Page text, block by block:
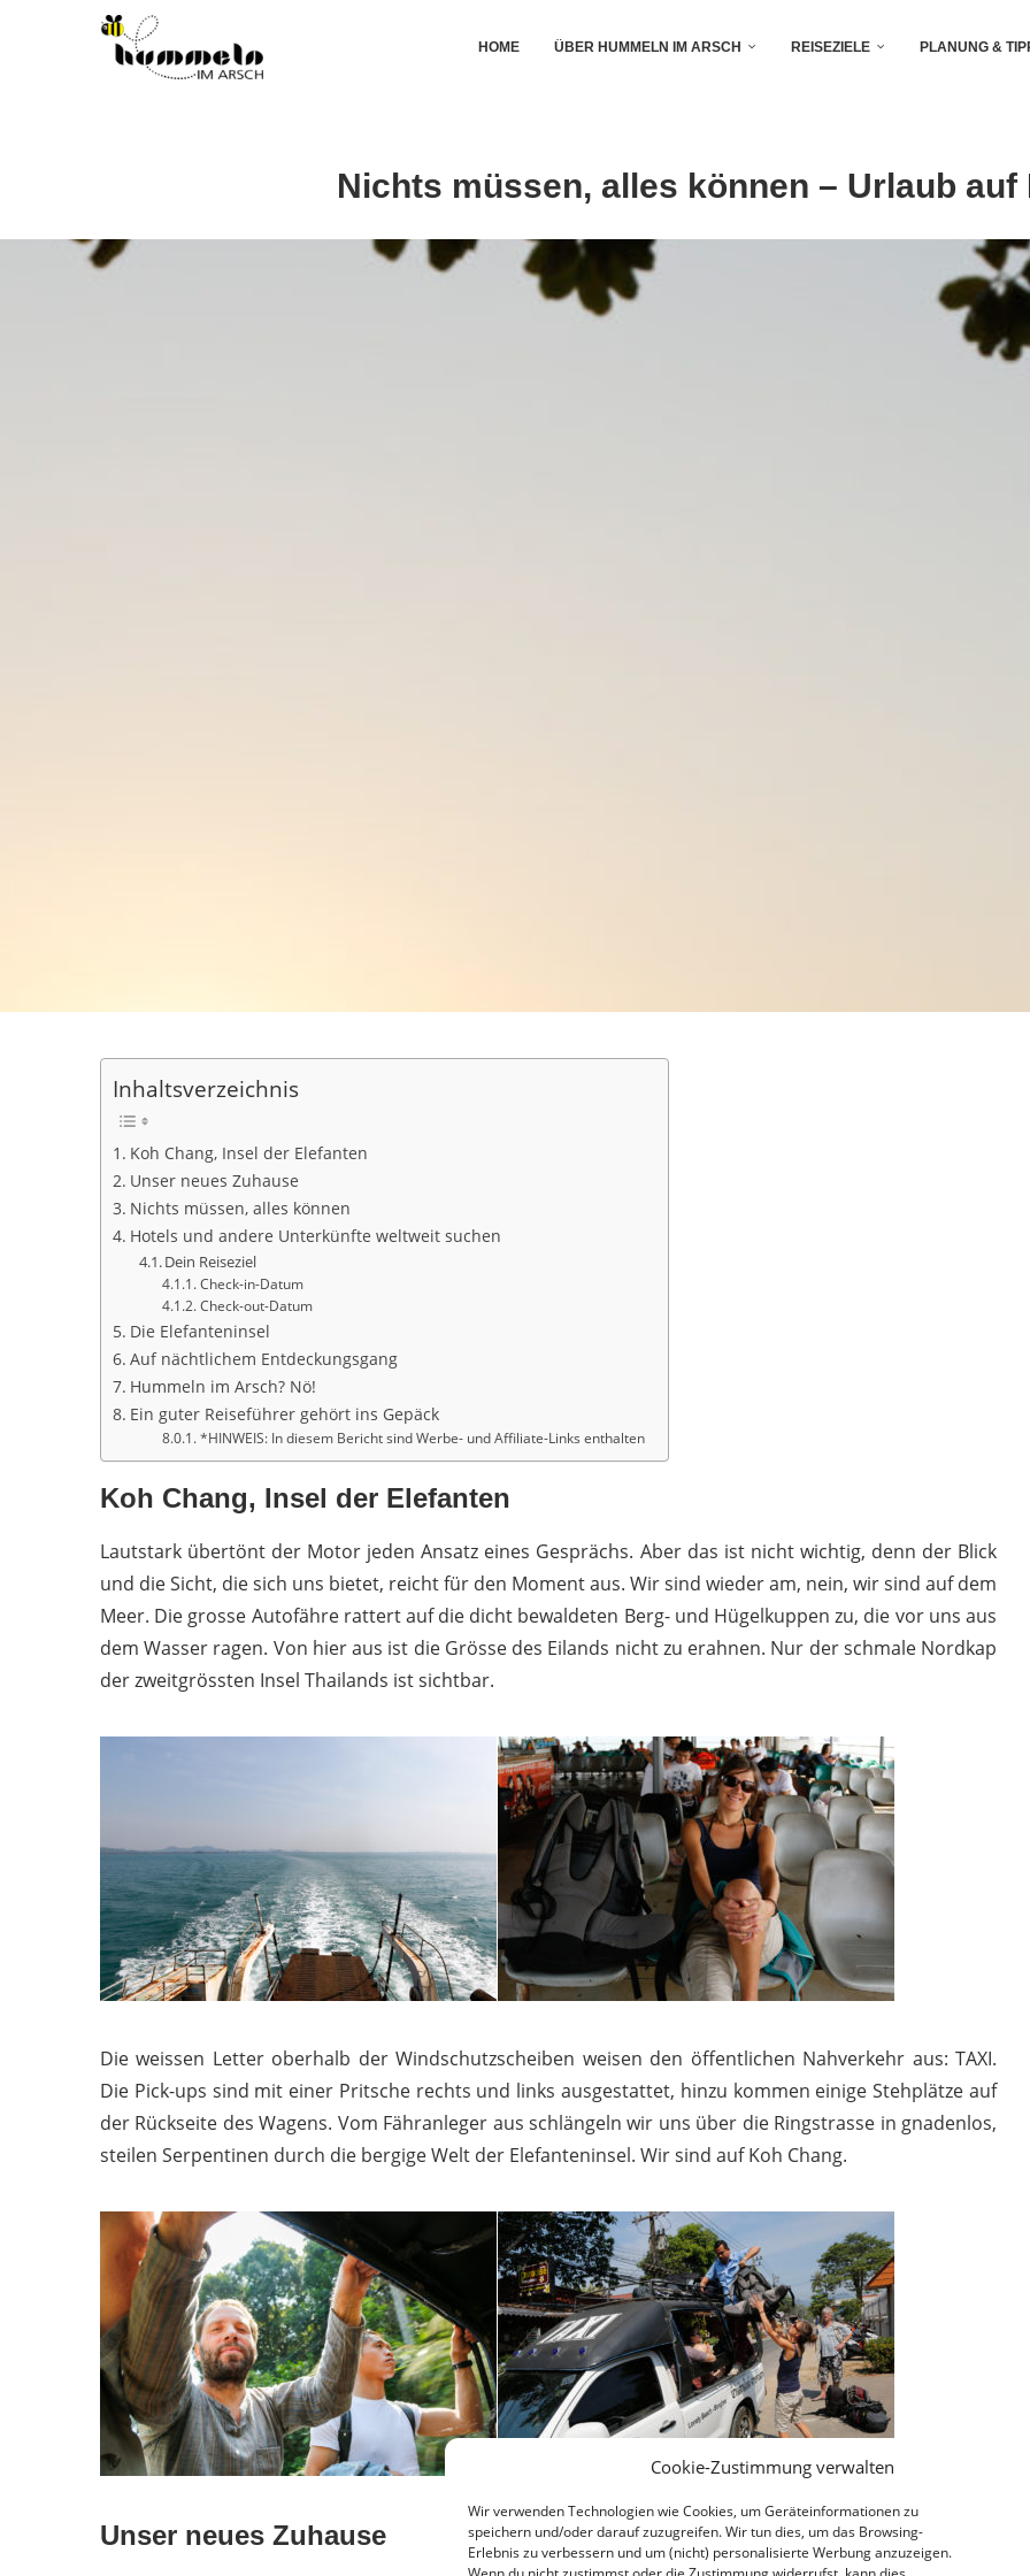
Cookie-Zustimmung verwalten
Wir verwenden Technologien wie Cookies, um Geräteinformationen zu
speichern und/oder darauf zuzugreifen. Wir tun dies, um das Browsing-
Erlebnis zu verbessern und um (nicht) personalisierte Werbung anzuzeigen.
HOME ÜBER HUMMELN IM ARSCH REISEZIELE PLANUNG &
Nichts müssen, alles können – Urlaub auf
Inhaltsverzeichnis
Koh Chang, Insel der Elefanten
Unser neues Zuhause
Nichts müssen, alles können
Hotels und andere Unterkünfte weltweit suchen
Dein Reiseziel
Check-in-Datum
Check-out-Datum
Die Elefanteninsel
Auf nächtlichem Entdeckungsgang
Hummeln im Arsch? Nö!
Ein guter Reiseführer gehört ins Gepäck
*HINWEIS: In diesem Bericht sind Werbe- und Affiliate-Links enthalten
Koh Chang, Insel der Elefanten
Lautstark übertönt der Motor jeden Ansatz eines Gesprächs. Aber das ist nicht wichtig, denn der Blick
und die Sicht, die sich uns bietet, reicht für den Moment aus. Wir sind wieder am, nein, wir sind auf dem
Meer. Die grosse Autofähre rattert auf die dicht bewaldeten Berg- und Hügelkuppen zu, die vor uns aus
dem Wasser ragen. Von hier aus ist die Grösse des Eilands nicht zu erahnen. Nur der schmale Nordkap
der zweitgrössten Insel Thailands ist sichtbar.
Die weissen Letter oberhalb der Windschutzscheiben weisen den öffentlichen Nahverkehr aus: TAXI.
Die Pick-ups sind mit einer Pritsche rechts und links ausgestattet, hinzu kommen einige Stehplätze auf
der Rückseite des Wagens. Vom Fähranleger aus schlängeln wir uns über die Ringstrasse in gnadenlos,
steilen Serpentinen durch die bergige Welt der Elefanteninsel. Wir sind auf Koh Chang.
Unser neues Zuhause